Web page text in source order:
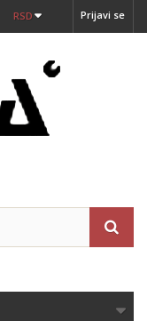
Prijavi se
RSD